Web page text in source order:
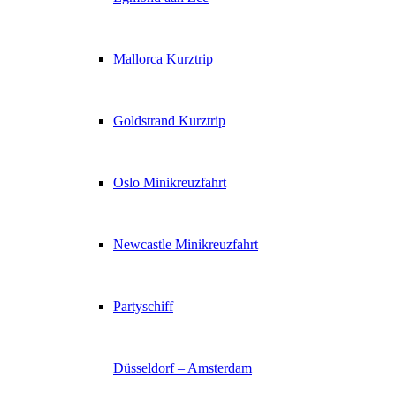
Mallorca Kurztrip
Goldstrand Kurztrip
Oslo Minikreuzfahrt
Newcastle Minikreuzfahrt
Partyschiff
Düsseldorf – Amsterdam